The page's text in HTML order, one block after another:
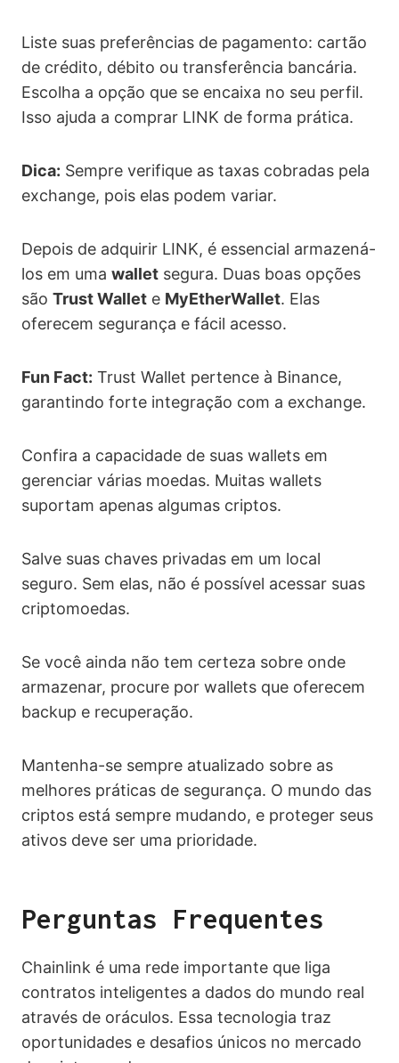
Liste suas preferências de pagamento: cartão
de crédito, débito ou transferência bancária.
Escolha a opção que se encaixa no seu perfil.
Isso ajuda a comprar LINK de forma prática.
Dica: Sempre verifique as taxas cobradas pela
exchange, pois elas podem variar.
Depois de adquirir LINK, é essencial armazená-
los em uma wallet segura. Duas boas opções
são Trust Wallet e MyEtherWallet. Elas
oferecem segurança e fácil acesso.
Fun Fact: Trust Wallet pertence à Binance,
garantindo forte integração com a exchange.
Confira a capacidade de suas wallets em
gerenciar várias moedas. Muitas wallets
suportam apenas algumas criptos.
Salve suas chaves privadas em um local
seguro. Sem elas, não é possível acessar suas
criptomoedas.
Se você ainda não tem certeza sobre onde
armazenar, procure por wallets que oferecem
backup e recuperação.
Mantenha-se sempre atualizado sobre as
melhores práticas de segurança. O mundo das
criptos está sempre mudando, e proteger seus
ativos deve ser uma prioridade.
Perguntas Frequentes
Chainlink é uma rede importante que liga
contratos inteligentes a dados do mundo real
através de oráculos. Essa tecnologia traz
oportunidades e desafios únicos no mercado